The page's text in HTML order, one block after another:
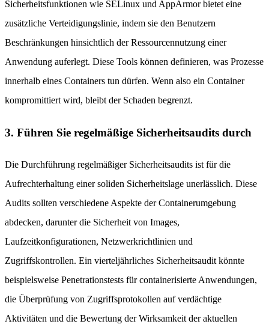
Sicherheitsfunktionen wie SELinux und AppArmor bietet eine
zusätzliche Verteidigungslinie, indem sie den Benutzern
Beschränkungen hinsichtlich der Ressourcennutzung einer
Anwendung auferlegt. Diese Tools können definieren, was Prozesse
innerhalb eines Containers tun dürfen. Wenn also ein Container
kompromittiert wird, bleibt der Schaden begrenzt.
3. Führen Sie regelmäßige Sicherheitsaudits durch
Die Durchführung regelmäßiger Sicherheitsaudits ist für die
Aufrechterhaltung einer soliden Sicherheitslage unerlässlich. Diese
Audits sollten verschiedene Aspekte der Containerumgebung
abdecken, darunter die Sicherheit von Images,
Laufzeitkonfigurationen, Netzwerkrichtlinien und
Zugriffskontrollen. Ein vierteljährliches Sicherheitsaudit könnte
beispielsweise Penetrationstests für containerisierte Anwendungen,
die Überprüfung von Zugriffsprotokollen auf verdächtige
Aktivitäten und die Bewertung der Wirksamkeit der aktuellen